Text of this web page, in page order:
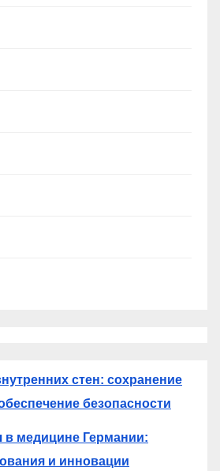
стен: сохранение
безопасности
в медицине Германии:
и инновации